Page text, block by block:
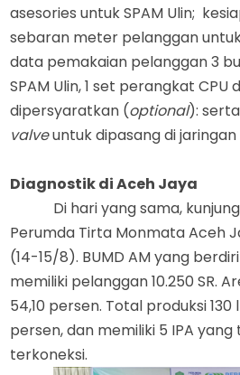
asesories untuk SPAM Ulin; k
sebaran meter pelanggan untuk
data pemakaian pelanggan 3
SPAM Ulin,1 set perangkat CPU
dipersyaratkan (optional):
valveuntuk dipasang di jaringan
Diagnostik di Aceh Jaya
Di hari yang sama,
Perumda Tirta Monmata Aceh
(14-15/8). BUMD AM yang
memiliki pelanggan 10.250 SR. A
54,10 persen. Total produksi 130
persen, dan memiliki 5 IPA yang
terkoneksi.